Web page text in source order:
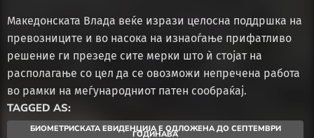
Македонската Влада веќе изрази целосна поддршка на
превозниците и во насока на изнаоѓање прифатливо
решение ги презеде сите мерки што ѝ стојат на
располагање со цел да се овозможи непречена работа
во рамки на меѓународниот патен сообраќај.
TAGGED AS:
БИОМЕТРИСКАТА ЕВИДЕНЦИЈА Е ОДЛОЖЕНА ДО СЕПТЕМВРИ
ГОДИНАВА